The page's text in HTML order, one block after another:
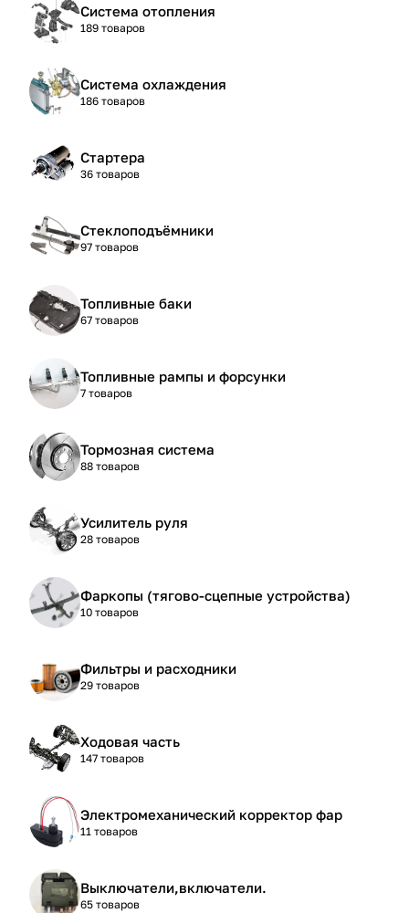
Система отопления
189 товаров
Система охлаждения
186 товаров
Стартера
36 товаров
Стеклоподъёмники
97 товаров
Топливные баки
67 товаров
Топливные рампы и форсунки
7 товаров
Тормозная система
88 товаров
Усилитель руля
28 товаров
Фаркопы (тягово-сцепные устройства)
10 товаров
Фильтры и расходники
29 товаров
Ходовая часть
147 товаров
Электромеханический корректор фар
11 товаров
Выключатели,включатели.
65 товаров